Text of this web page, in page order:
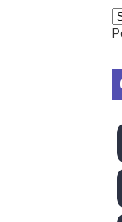
de The
en SummerSlam
y Sina